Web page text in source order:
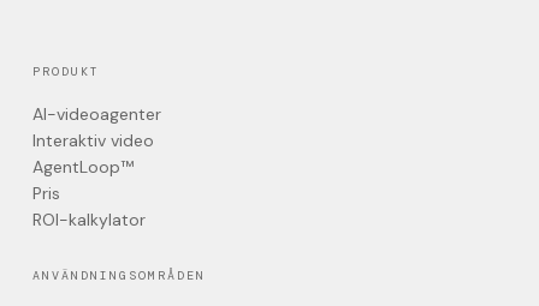
PRODUKT
AI-videoagenter
Interaktiv video
AgentLoop™
Pris
ROI-kalkylator
ANVÄNDNINGSOMRÅDEN